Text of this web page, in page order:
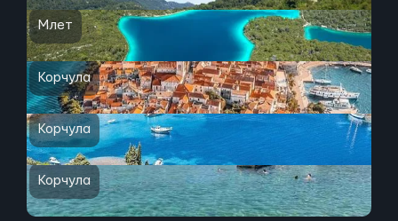
Млет
Корчула
Корчула
Корчула